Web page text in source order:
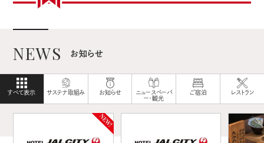
NEWS お知らせ
すべて表示 サステナ取組み お知らせ
ニュースペーパ
ー・観光
ご宿泊 レストラン